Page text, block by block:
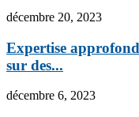
décembre 20, 2023
Expertise
sur des...
décembre 6, 2023